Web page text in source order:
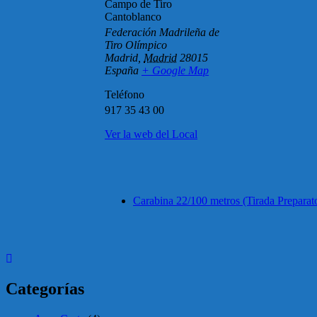
Campo de Tiro
Cantoblanco
Federación Madrileña de
Tiro Olímpico
Madrid Madrid 28015
España + Google Map
Teléfono
917 35 43 00
Ver la web del Local
Carabina 22/100 metros (Tirada
Categorías